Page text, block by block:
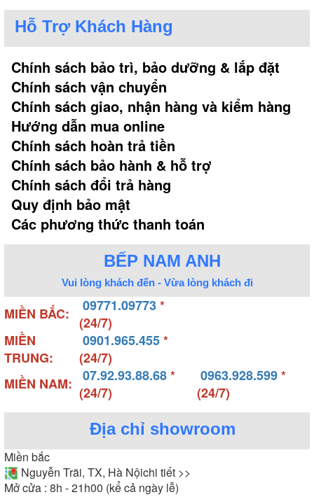
Hỗ Trợ Khách Hàng
Chính sách bảo trì, bảo dưỡng & lắp đặt
Chính sách vận chuyển
Chính sách giao, nhận hàng và kiểm hàng
Hướng dẫn mua online
Chính sách hoàn trả tiền
Chính sách bảo hành & hỗ trợ
Chính sách đổi trả hàng
Quy định bảo mật
Các phương thức thanh toán
BẾP NAM ANH
Vui lòng khách đến - Vừa lòng khách đi
MIỀN BẮC: 09771.09773*
(24/7)
MIỀN
TRUNG:
0901.965.455*
(24/7)
MIỀN NAM:
07.92.93.88.68*
(24/7)
0963.928.599*
(24/7)
Địa chỉ showroom
Miền bắc
Nguyễn Trãi, TX, Hà Nộichi tiết >>
Mở cửa : 8h - 21h00 (kể cả ngày lễ)